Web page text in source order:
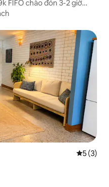
FIFO chào đón 3-2 giờ
Xếp5 (3)